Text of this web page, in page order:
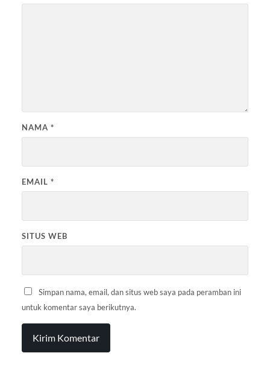
NAMA *
EMAIL *
SITUS WEB
Simpan nama, email, dan situs web saya pada peramban ini
untuk komentar saya berikutnya.